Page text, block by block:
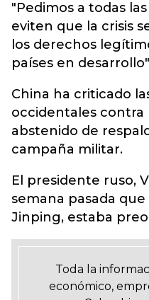
"Pedimos a todas
eviten que la crisis
los derechos
países en
China ha criticado
occidentales contra
abstenido de
campaña militar.
El presidente ruso,
semana pasada
Jinping, estaba
Toda la
económico,